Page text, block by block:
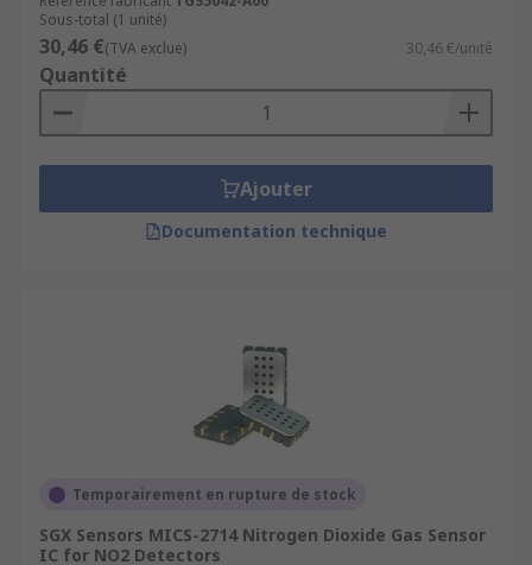
Sous-total (1 unité)
30,46 €(TVA exclue) 30,46 €/unité
Quantité
Ajouter
Documentation technique
Temporairement en rupture de stock
SGX Sensors MICS-2714 Nitrogen Dioxide Gas Sensor
IC for NO2 Detectors